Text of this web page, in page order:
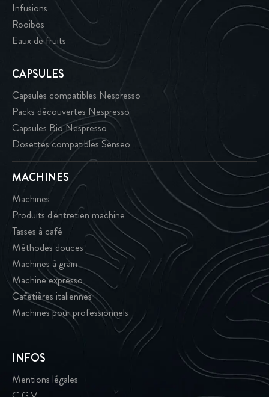
Infusions
Rooibos
Eaux de fruits
CAPSULES
Capsules compatibles Nespresso
Packs découvertes Nespresso
Capsules Bio Nespresso
Dosettes compatibles Senseo
MACHINES
Machines
Produits d'entretien machine
Tasses à café
Méthodes douces
Machines à grain
Machine expresso
Cafetières italiennes
Machines pour professionnels
INFOS
Mentions légales